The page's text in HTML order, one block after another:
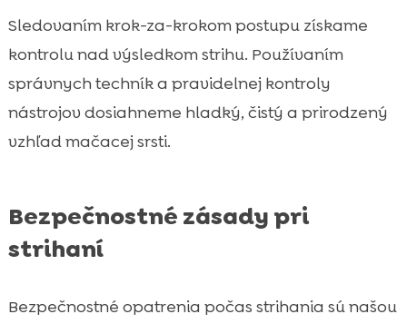
Sledovaním krok-za-krokom postupu získame
kontrolu nad výsledkom strihu. Používaním
správnych techník a pravidelnej kontroly
nástrojov dosiahneme hladký, čistý a prirodzený
vzhľad mačacej srsti.
Bezpečnostné zásady pri
strihaní
Bezpečnostné opatrenia počas strihania sú našou